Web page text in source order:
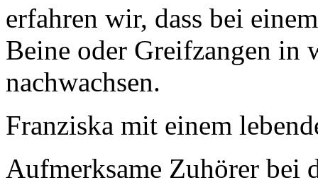
erfahren wir, dass bei
Beine oder Greifzangen in
nachwachsen.
Franziska mit einem
Aufmerksame Zuhörer bei